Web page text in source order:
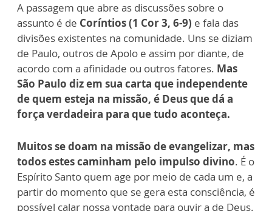
A passagem que abre as discussões sobre o
assunto é de Coríntios (1 Cor 3, 6-9) e fala das
divisões existentes na comunidade. Uns se diziam
de Paulo, outros de Apolo e assim por diante, de
acordo com a afinidade ou outros fatores. Mas
São Paulo diz em sua carta que independente
de quem esteja na missão, é Deus que dá a
força verdadeira para que tudo aconteça.
Muitos se doam na missão de evangelizar, mas
todos estes caminham pelo impulso divino. É o
Espírito Santo quem age por meio de cada um e, a
partir do momento que se gera esta consciência, é
possível calar nossa vontade para ouvir a de Deus.